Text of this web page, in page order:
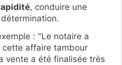
, conduire une
: "Le notaire a
cette affaire tambour
vente a été finalisée très